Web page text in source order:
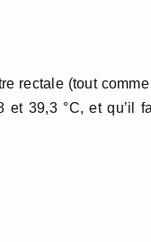
rectale (tout
et 39,3 °C, et qu’il